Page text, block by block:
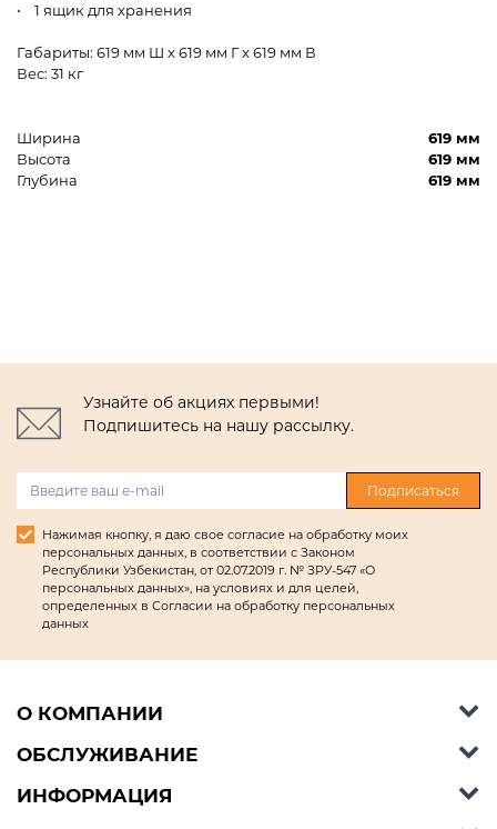
• 1 ящик для хранения
Габариты: 619 мм Ш x 619 мм Г x 619 мм В
Вес: 31 кг
Ширина
619 мм
Высота
619 мм
Глубина
619 мм
Узнайте об акциях первыми!
Подпишитесь на нашу рассылку.
Подписаться
Нажимая кнопку, я даю свое согласие на обработку моих
персональных данных, в соответствии с Законом
Республики Узбекистан, от 02.07.2019 г. № ЗРУ-547 «О
персональных данных», на условиях и для целей,
определенных в Согласии на обработку персональных
данных
О КОМПАНИИ
Об Ashley Furniture HomeStore
Контакты
ОБСЛУЖИВАНИЕ
Справочный центр
ИНФОРМАЦИЯ